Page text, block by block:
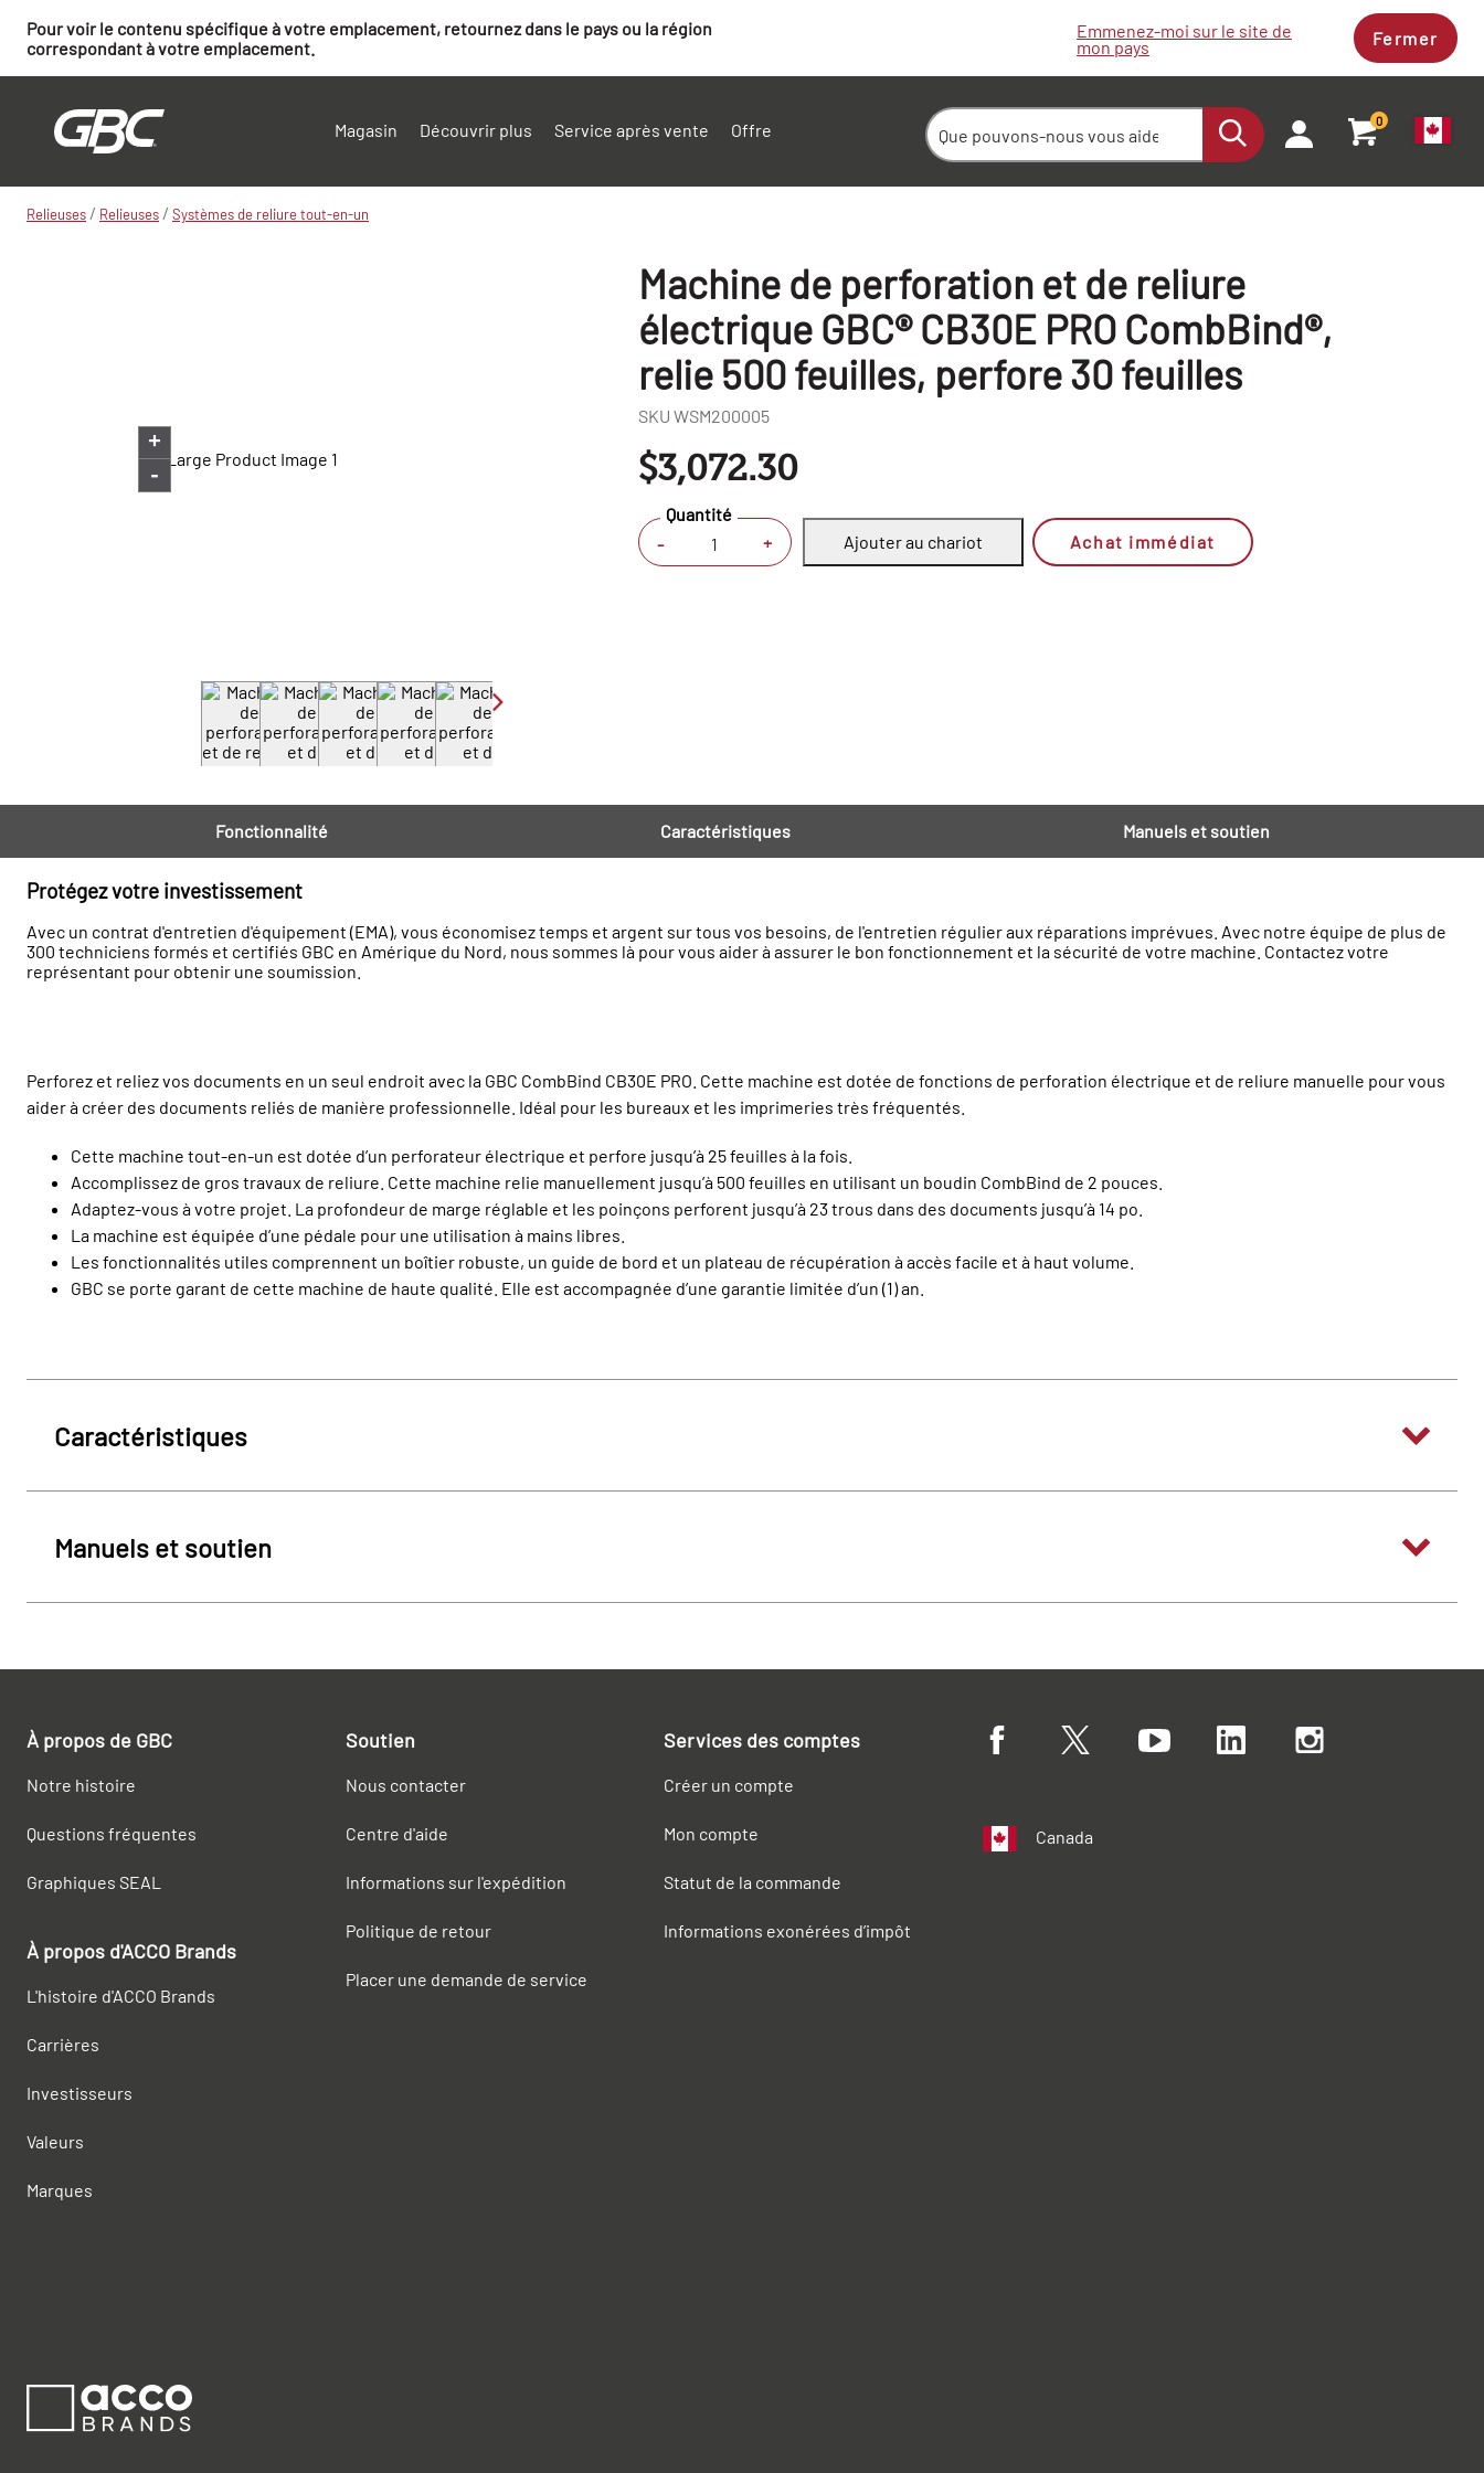
Pour voir le contenu spécifique à votre emplacement, retournez dans le pays ou la région
correspondant à votre emplacement.
Emmenez-moi sur le site de
mon pays Fermer
Magasin Découvrir plus Service après vente Offre 0
Relieuses / Relieuses / Systèmes de reliure tout-en-un
+
-
Machine de perforation et de reliure
électrique GBC® CB30E PRO CombBind®,
relie 500 feuilles, perfore 30 feuilles
SKU WSM200005
$3,072.30
- +
Quantité
Ajouter au chariot
Achat immédiat
Fonctionnalité Caractéristiques Manuels et soutien
Protégez votre investissement
Avec un contrat d'entretien d'équipement (EMA), vous économisez temps et argent sur tous vos besoins, de l'entretien régulier aux réparations imprévues. Avec notre équipe de plus de
300 techniciens formés et certifiés GBC en Amérique du Nord, nous sommes là pour vous aider à assurer le bon fonctionnement et la sécurité de votre machine. Contactez votre
représentant pour obtenir une soumission.
Perforez et reliez vos documents en un seul endroit avec la GBC CombBind CB30E PRO. Cette machine est dotée de fonctions de perforation électrique et de reliure manuelle pour vous
aider à créer des documents reliés de manière professionnelle. Idéal pour les bureaux et les imprimeries très fréquentés.
Cette machine tout-en-un est dotée d’un perforateur électrique et perfore jusqu’à 25 feuilles à la fois.
Accomplissez de gros travaux de reliure. Cette machine relie manuellement jusqu’à 500 feuilles en utilisant un boudin CombBind de 2 pouces.
Adaptez-vous à votre projet. La profondeur de marge réglable et les poinçons perforent jusqu’à 23 trous dans des documents jusqu’à 14 po.
La machine est équipée d’une pédale pour une utilisation à mains libres.
Les fonctionnalités utiles comprennent un boîtier robuste, un guide de bord et un plateau de récupération à accès facile et à haut volume.
GBC se porte garant de cette machine de haute qualité. Elle est accompagnée d’une garantie limitée d’un (1) an.
Caractéristiques
Manuels et soutien
À propos de GBC
Notre histoire
Questions fréquentes
Graphiques SEAL
À propos d'ACCO Brands
L'histoire d'ACCO Brands
Carrières
Investisseurs
Valeurs
Marques
Soutien
Nous contacter
Centre d'aide
Informations sur l'expédition
Politique de retour
Placer une demande de service
Services des comptes
Créer un compte
Mon compte
Statut de la commande
Informations exonérées d’impôt
Canada